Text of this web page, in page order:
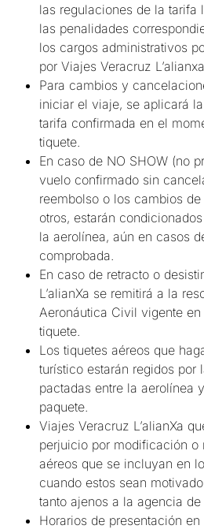
las regulaciones de la tarifa
las penalidades
los cargos administrativos
por Viajes Veracruz L’alianxa.
Para cambios y
iniciar el viaje, se aplicará
tarifa confirmada en el
tiquete.
En caso de NO SHOW (no
vuelo confirmado sin
reembolso o los cambios
otros, estarán
la aerolínea, aún en casos
comprobada.
En caso de retracto o
L’alianXa se remitirá a la
Aeronáutica Civil vigente
tiquete.
Los tiquetes aéreos que
turístico estarán regidos por
pactadas entre la aerolínea
paquete.
Viajes Veracruz L’alianXa
perjuicio por modificación o
aéreos que se incluyan en
cuando estos sean
tanto ajenos a la agencia de
Horarios de presentación